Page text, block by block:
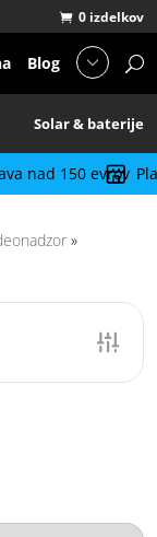
0 izdelkov
Blog
Solar & baterije
nad 150 evrov
»